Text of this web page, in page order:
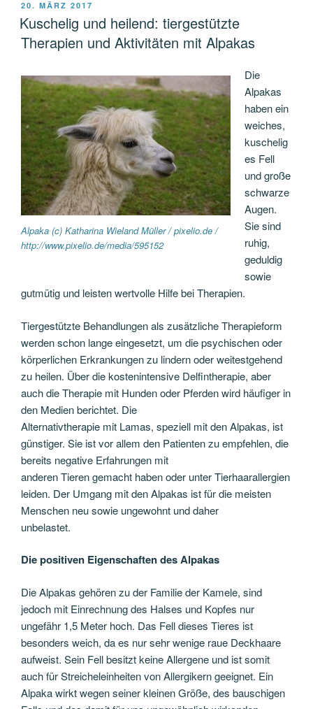
VERÖFFENTLICHT
AM
20. MÄRZ 2017
Kuschelig und heilend: tiergestützte
Therapien und Aktivitäten mit Alpakas
Alpaka (c) Katharina Wieland Müller / pixelio.de /
http://www.pixelio.de/media/595152
Die
Alpakas
haben ein
weiches,
kuschelig
es Fell
und große
schwarze
Augen.
Sie sind
ruhig,
geduldig
sowie
gutmütig und leisten wertvolle Hilfe bei Therapien.
Tiergestützte Behandlungen als zusätzliche Therapieform
werden schon lange eingesetzt, um die psychischen oder
körperlichen Erkrankungen zu lindern oder weitestgehend
zu heilen. Über die kostenintensive Delfintherapie, aber
auch die Therapie mit Hunden oder Pferden wird häufiger in
den Medien berichtet. Die
Alternativtherapie mit Lamas, speziell mit den Alpakas, ist
günstiger. Sie ist vor allem den Patienten zu empfehlen, die
bereits negative Erfahrungen mit
anderen Tieren gemacht haben oder unter Tierhaarallergien
leiden. Der Umgang mit den Alpakas ist für die meisten
Menschen neu sowie ungewohnt und daher
unbelastet.
Die positiven Eigenschaften des Alpakas
Die Alpakas gehören zu der Familie der Kamele, sind
jedoch mit Einrechnung des Halses und Kopfes nur
ungefähr 1,5 Meter hoch. Das Fell dieses Tieres ist
besonders weich, da es nur sehr wenige raue Deckhaare
aufweist. Sein Fell besitzt keine Allergene und ist somit
auch für Streicheleinheiten von Allergikern geeignet. Ein
Alpaka wirkt wegen seiner kleinen Größe, des bauschigen